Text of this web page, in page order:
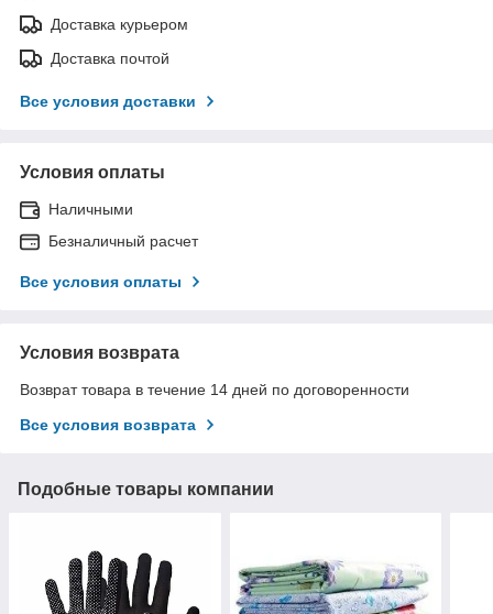
Доставка курьером
Доставка почтой
Все условия доставки
Условия оплаты
Наличными
Безналичный расчет
Все условия оплаты
Условия возврата
Возврат товара в течение 14 дней по договоренности
Все условия возврата
Подобные товары компании